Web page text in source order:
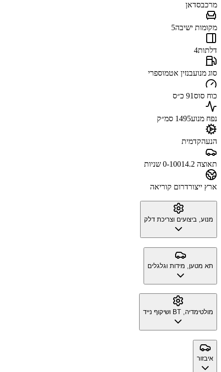
מרכבסדאן
מקומות ישיבה5
דלתות4
סוג מנועבנזין אטמוספרי
כוח סוס91 כ״ס
נפח מנוע1495 סמ״ק
הנעהקדמית
תאוצה 0-100 14.2 שניות
ארץ ייצורדרום קוריאה
מנוע, ביצועים וצריכת דלק
תא מטען, מידות וגלגלים
מולטימדיה, BT ושיקוף נייד
איבזור